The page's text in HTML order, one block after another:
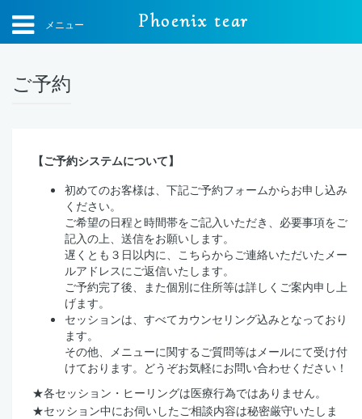
メニュー Phoenix tear
ご予約
【ご予約システムについて】
初めてのお客様は、下記ご予約フォームからお申し込み
ください。
ご希望の日程と時間帯をご記入いただき、必要事項をご
記入の上、送信をお願いします。
遅くとも３日以内に、こちらからご連絡いただいたメー
ルアドレスにご返信いたします。
ご予約完了後、また個別に住所等は詳しくご案内申し上
げます。
セッションは、すべてカウンセリング込みとなっており
ます。
その他、メニューに関するご質問等はメールにて受け付
けております。どうぞお気軽にお問い合わせください！
★各セッション・ヒーリングは医療行為ではありません。
★セッション中にお伺いしたご相談内容は秘密厳守いたしま